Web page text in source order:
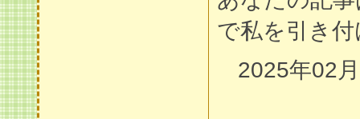
で私を引き
2025年02